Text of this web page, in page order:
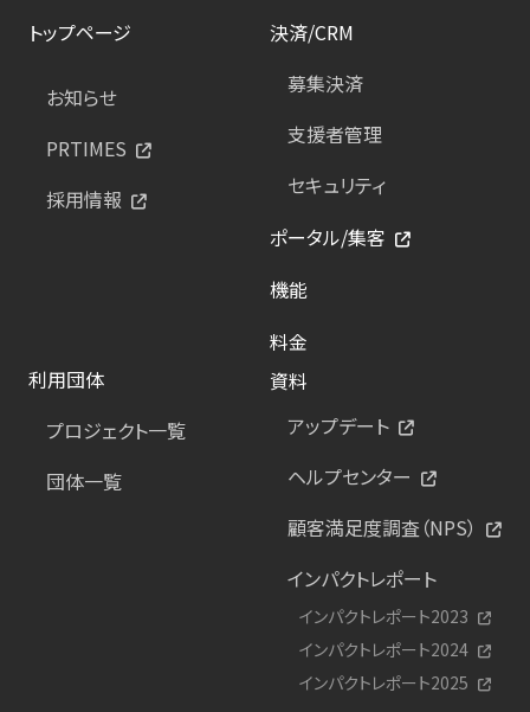
トップページ
お知らせ
PRTIMES
採用情報
決済/CRM
募集決済
支援者管理
セキュリティ
ポータル/集客
機能
料金
利用団体
プロジェクト一覧
団体一覧
資料
アップデート
ヘルプセンター
顧客満足度調査（NPS）
インパクトレポート
インパクトレポート2023
インパクトレポート2024
インパクトレポート2025